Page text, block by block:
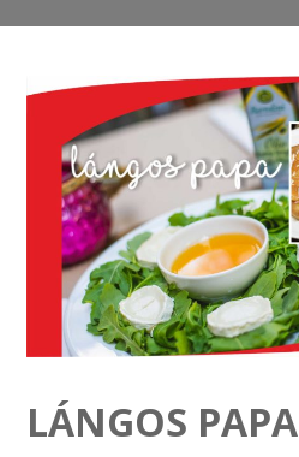
LÁNGOS PAPA